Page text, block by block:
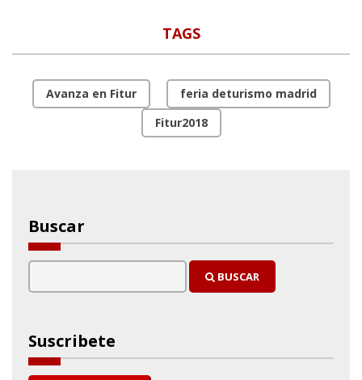
TAGS
Avanza en Fitur
feria deturismo madrid
Fitur2018
Buscar
BUSCAR
Suscribete